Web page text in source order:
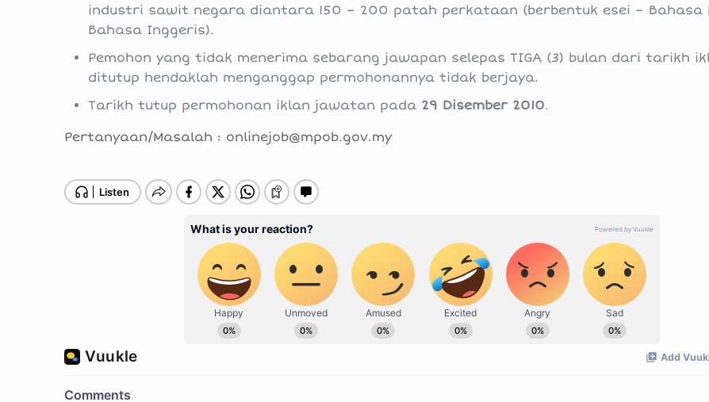
industri sawit negara diantara 150 – 200 patah perkataan (berbentuk esei – Bahasa
Bahasa Inggeris).
Pemohon yang tidak menerima sebarang jawapan selepas TIGA (3) bulan dari tarikh
ditutup hendaklah menganggap permohonannya tidak berjaya.
Tarikh tutup permohonan iklan jawatan pada 29 Disember 2010.
Pertanyaan/Masalah : onlinejob@mpob.gov.my